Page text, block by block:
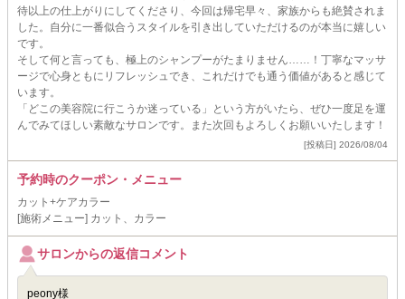
待以上の仕上がりにしてくださり、今回は帰宅早々、家族からも絶賛されま
した。自分に一番似合うスタイルを引き出していただけるのが本当に嬉しい
です。
そして何と言っても、極上のシャンプーがたまりません……！丁寧なマッサ
ージで心身ともにリフレッシュでき、これだけでも通う価値があると感じて
います。
「どこの美容院に行こうか迷っている」という方がいたら、ぜひ一度足を運
んでみてほしい素敵なサロンです。また次回もよろしくお願いいたします！
[投稿日] 2026/08/04
予約時のクーポン・メニュー
カット+ケアカラー
[施術メニュー] カット、カラー
サロンからの返信コメント
peony様